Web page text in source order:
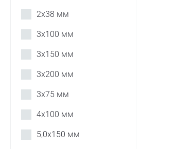
2х38 мм
3х100 мм
3х150 мм
3х200 мм
3х75 мм
4х100 мм
5,0х150 мм